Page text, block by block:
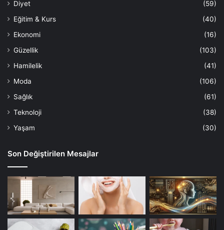
Diyet
(59)
Eğitim & Kurs
(40)
Ekonomi
(16)
Güzellik
(103)
Hamilelik
(41)
Moda
(106)
Sağlık
(61)
Teknoloji
(38)
Yaşam
(30)
Son Değiştirilen Mesajlar